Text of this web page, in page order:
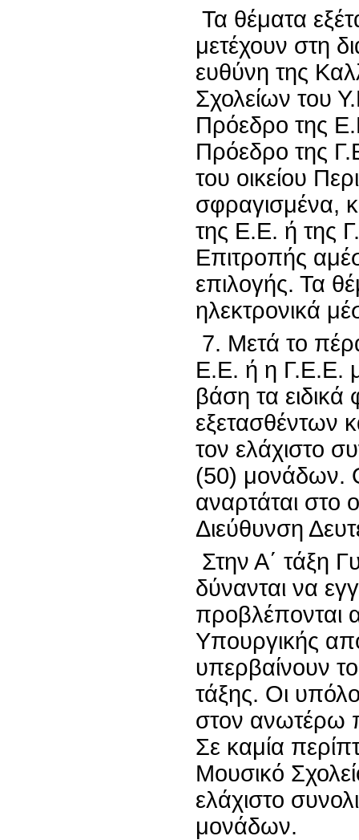
Τα θέματα
μετέχουν στη
ευθύνη της
Σχολείων του
Πρόεδρο της
Πρόεδρο της
του οικείου
σφραγισμένα,
της Ε.Ε. ή της
Επιτροπής
επιλογής. Τα
ηλεκτρονικά
7. Μετά το
Ε.Ε. ή η Γ.Ε.Ε.
βάση τα
εξετασθέντων
τον ελάχιστο
(50) μονάδων.
αναρτάται στο
Διεύθυνση
Στην Α΄ τάξη
δύνανται να
προβλέπονται
Υπουργικής
υπερβαίνουν
τάξης. Οι
στον ανωτέρω
Σε καμία
Μουσικό
ελάχιστο
μονάδων.